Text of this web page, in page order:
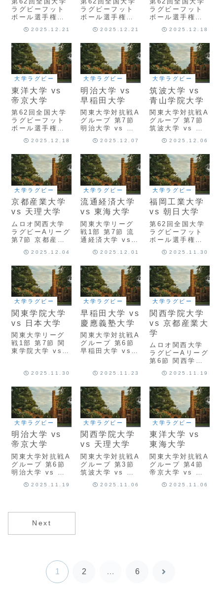
ラグビーフット
ボール選手権大
理大学 vs 早稲
ScrumReview
2025.12.21
ラグビーフット
ボール選手権大
海大学 vs 京都
ScrumReview
2025.12.21
ラグビーフット
ボール選手権大
学 vs 帝京大学
2025.12.18
大学ラグビー
東洋大学 vs
帝京大学
第62回全国大学
ラグビーフット
ボール選手権大
学 vs 帝京大学
2025.12.18
大学ラグビー
明治大学 vs
早稲田大学
関東大学対抗戦A
グループ 第7節
明治大学 vs 早
ScrumReview
2025.12.07
大学ラグビー
筑波大学 vs
青山学院大学
関東大学対抗戦A
グループ 第7節
筑波大学 vs 青
ScrumReview
2025.12.06
大学ラグビー
京都産業大学
vs 天理大学
ムロオ関西大学
ラグビーAリーグ
第7節 京都産業
2025.12.04
大学ラグビー
流通経済大学
vs 東海大学
関東大学リーグ
戦1部 第7節 流
通経済大学 vs
ScrumReview
2025.12.01
大学ラグビー
福岡工業大学
vs 朝日大学
第62回全国大学
ラグビーフット
ボール選手権大
業大学 vs 朝日
ScrumReview
2025.11.30
大学ラグビー
関東学院大学
vs 日本大学
関東大学リーグ
戦1部 第7節 関
東学院大学 vs
2025.11.30
大学ラグビー
早稲田大学 vs
慶應義塾大学
関東大学対抗戦A
グループ 第6節
早稲田大学 vs
2025.11.23
大学ラグビー
関西学院大学
vs 京都産業大
学
ムロオ関西大学
ラグビーAリーグ
第6節 関西学院
業大学2025.11.19
大学ラグビー
明治大学 vs
帝京大学
関東大学対抗戦A
グループ 第6節
明治大学 vs 帝
ScrumReview
2025.11.19
大学ラグビー
関西学院大学
vs 天理大学
関東大学対抗戦A
グループ 第3節
筑波大学 vs 早
ScrumReview
2025.11.06
大学ラグビー
東洋大学 vs
東海大学
関東大学対抗戦A
グループ 第4節
帝京大学 vs 筑
ScrumReview
2025.11.06
Next
1 2 … 6
次